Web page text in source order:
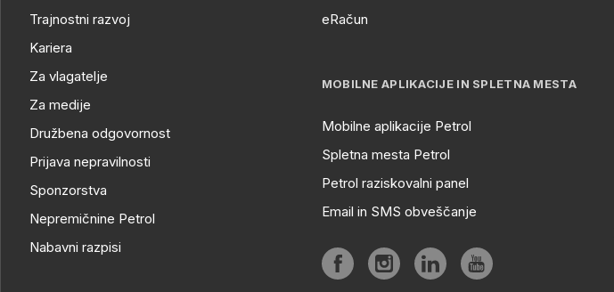
Trajnostni razvoj
Kariera
Za vlagatelje
Za medije
Družbena odgovornost
Prijava nepravilnosti
Sponzorstva
Nepremičnine Petrol
Nabavni razpisi
eRačun
MOBILNE APLIKACIJE IN SPLETNA MESTA
Mobilne aplikacije Petrol
Spletna mesta Petrol
Petrol raziskovalni panel
Email in SMS obveščanje